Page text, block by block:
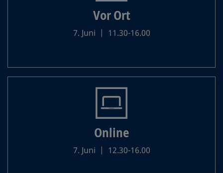
Vor Ort
7. Juni | 11.30-16.00
Online
7. Juni | 12.30-16.00